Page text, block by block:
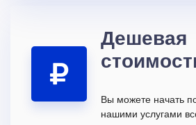
Дешевая
Вы можете начать
нашими услугами